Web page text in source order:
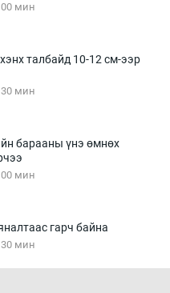
00 мин
талбайд 10-12 см-ээр
30 мин
барааны үнэ өмнөх
00 мин
гарч байна
30 мин